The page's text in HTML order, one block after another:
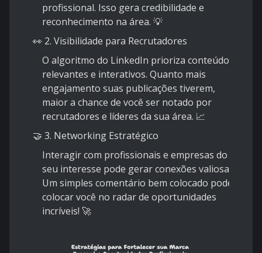
profissional. Isso gera credibilidade e
reconhecimento na área. 💡
👀 2. Visibilidade para Recrutadores
O algoritmo do LinkedIn prioriza conteúdos
relevantes e interativos. Quanto mais
engajamento suas publicações tiverem,
maior a chance de você ser notado por
recrutadores e líderes da sua área. 📈
🤝 3. Networking Estratégico
Interagir com profissionais e empresas do
seu interesse pode gerar conexões valiosas.
Um simples comentário bem colocado pode
colocar você no radar de oportunidades
incríveis! 🚀